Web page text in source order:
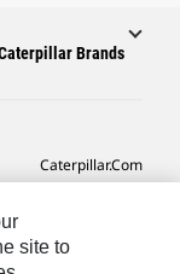
Brands
Caterpillar.com
تفضيلات التسويق
site to